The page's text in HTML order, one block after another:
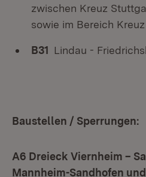
zwischen Kreuz
sowie im Bereich
B31 Lindau -
Baustellen / Sperrungen:
A6 Dreieck Viernheim –
Mannheim-Sandhofen